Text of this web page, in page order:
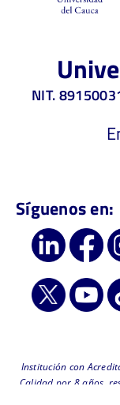
NIT.
Síguenos en:
Institución con
Calidad por 8 años,